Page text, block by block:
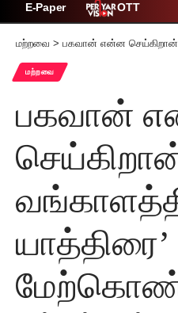
E-Paper OTT
மற்றவை > பகவான் என்ன செய்கிறான்? மேற்கு வங்காளத்தில்
மற்றவை
பகவான்
யாத்திரை’